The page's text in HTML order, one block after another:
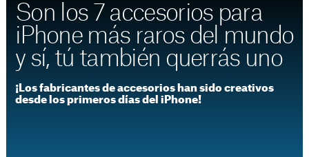
Son los 7 accesorios para
iPhone más raros del mundo
y sí, tú también querrás uno
¡Los fabricantes de accesorios han sido creativos
desde los primeros días del iPhone!